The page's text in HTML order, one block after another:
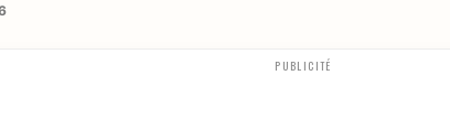
PUBLICITÉ